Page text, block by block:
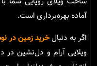
آماده بهره‌برداری است.
اگر به دنبالخرید زمین در
ویلایی آرام و دل‌نشین